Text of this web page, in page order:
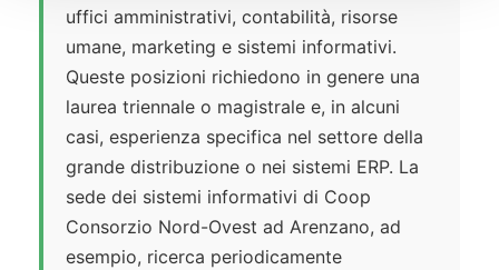
uffici amministrativi, contabilità, risorse
umane, marketing e sistemi informativi.
Queste posizioni richiedono in genere una
laurea triennale o magistrale e, in alcuni
casi, esperienza specifica nel settore della
grande distribuzione o nei sistemi ERP. La
sede dei sistemi informativi di Coop
Consorzio Nord-Ovest ad Arenzano, ad
esempio, ricerca periodicamente